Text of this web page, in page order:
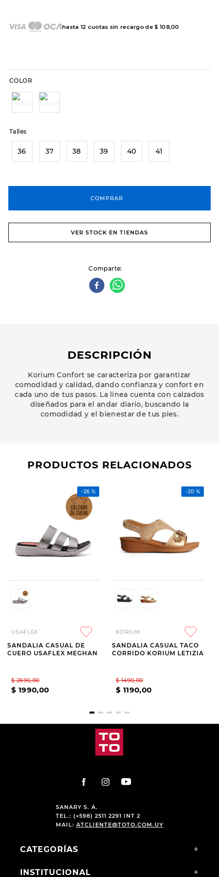
hasta 12 cuotas sin recargo de$ 108,00
COLOR
Talles
36 37 38 39 40 41
COMPRAR
VER STOCK EN TIENDAS
Comparte
DESCRIPCIÓN
Korium Confort se caracteriza por garantizar
comodidad y calidad, dando confianza y confort en
cada uno de tus pasos. La línea cuenta con calzados
diseñados para el andar diario, buscando la
comodidad y el bienestar de tus pies.
PRODUCTOS RELACIONADOS
-26 %
USAFLEX
SANDALIA CASUAL DE
CUERO USAFLEX MEGHAN
$ 2690,00
$ 1990,00
-20 %
KORIUM
SANDALIA CASUAL TACO
CORRIDO KORIUM LETIZIA
$ 1490,00
$ 1190,00
SANARY S. A.
TEL.: (+598) 2511 2291 INT 2
MAIL: ATCLIENTE@TOTO.COM.UY
CATEGORÍAS +
INSTITUCIONAL +